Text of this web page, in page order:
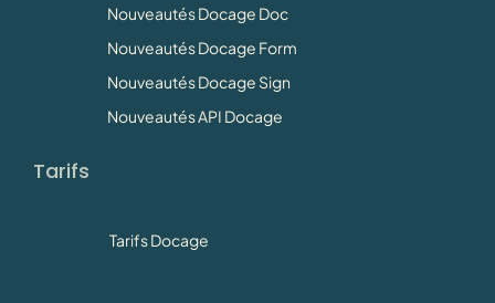
Nouveautés Docage Doc
Nouveautés Docage Form
Nouveautés Docage Sign
Nouveautés API Docage
Tarifs
Tarifs Docage